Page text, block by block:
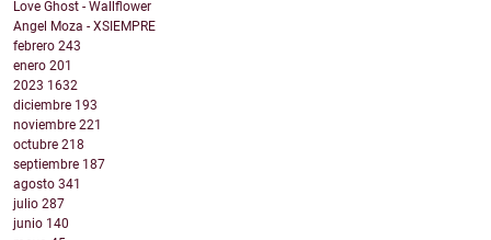
Love Ghost - Wallflower
Angel Moza - XSIEMPRE
febrero 243
enero 201
2023 1632
diciembre 193
noviembre 221
octubre 218
septiembre 187
agosto 341
julio 287
junio 140